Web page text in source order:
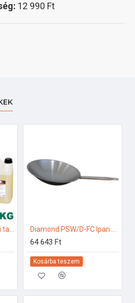
12 990 Ft
64 643 Ft
Kosárba teszem